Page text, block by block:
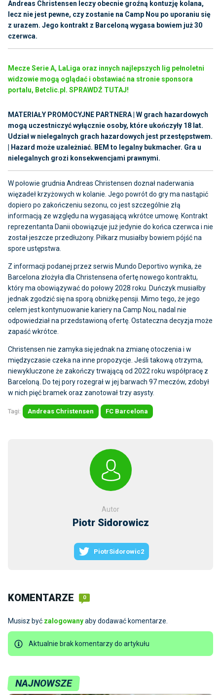
Andreas Christensen leczy obecnie groźną kontuzję kolana,
lecz nie jest pewne, czy zostanie na Camp Nou po uporaniu się
z urazem. Jego kontrakt z Barceloną wygasa bowiem już 30
czerwca.
Mecze Serie A, LaLiga oraz innych najlepszych lig pełnoletni
widzowie mogą oglądać i obstawiać na stronie sponsora
portalu, Betclic.pl. SPRAWDŹ TUTAJ!
MATERIAŁY PROMOCYJNE PARTNERA | W grach hazardowych
mogą uczestniczyć wyłącznie osoby, które ukończyły 18 lat.
Udział w nielegalnych grach hazardowych jest przestępstwem.
| Hazard może uzależniać. BEM to legalny bukmacher. Gra u
nielegalnych grozi konsekwencjami prawnymi.
W połowie grudnia Andreas Christensen doznał naderwania
więzadeł krzyżowych w kolanie. Jego powrót do gry ma nastąpić
dopiero po zakończeniu sezonu, co jest szczególnie złą
informacją ze względu na wygasającą wkrótce umowę. Kontrakt
reprezentanta Danii obowiązuje już jedynie do końca czerwca i nie
został jeszcze przedłużony. Piłkarz musiałby bowiem pójść na
spore ustępstwa.
Z informacji podanej przez serwis Mundo Deportivo wynika, że
Barcelona złożyła dla Christensena ofertę nowego kontraktu,
który ma obowiązywać do połowy 2028 roku. Duńczyk musiałby
jednak zgodzić się na sporą obniżkę pensji. Mimo tego, że jego
celem jest kontynuowanie kariery na Camp Nou, nadal nie
odpowiedział na przedstawioną ofertę. Ostateczna decyzja może
zapaść wkrótce.
Christensen nie zamyka się jednak na zmianę otoczenia i w
międzyczasie czeka na inne propozycje. Jeśli takową otrzyma,
niewykluczone że zakończy trwającą od 2022 roku współpracę z
Barceloną. Do tej pory rozegrał w jej barwach 97 meczów, zdobył
w nich pięć bramek oraz zanotował trzy asysty.
Tagi: Andreas Christensen FC Barcelona
Autor
Piotr Sidorowicz
PiotrSidorowic2
KOMENTARZE 0
Musisz być zalogowanyaby dodawać komentarze.
Aktualnie brak komentarzy do artykułu
NAJNOWSZE